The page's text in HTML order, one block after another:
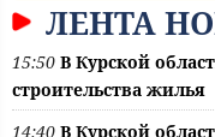
ЛЕНТА
15:50 В Курской
строительства жилья
14:40 В Курской